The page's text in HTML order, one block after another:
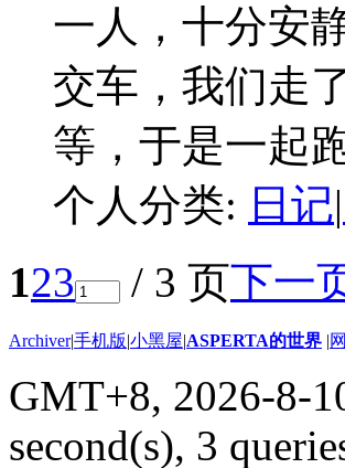
一人，十分安
交车，我们走
等，于是一起
个人分类: 日记|
123 / 3 页下一
Archiver|手机版|小黑屋|ASPERTA的世界 |
GMT+8, 2026-8-
second(s), 3